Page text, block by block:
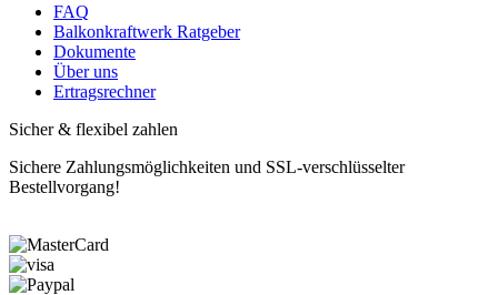
FAQ
Balkonkraftwerk Ratgeber
Dokumente
Über uns
Ertragsrechner
Sicher & flexibel zahlen
Sichere Zahlungsmöglichkeiten und SSL-verschlüsselter
Bestellvorgang!